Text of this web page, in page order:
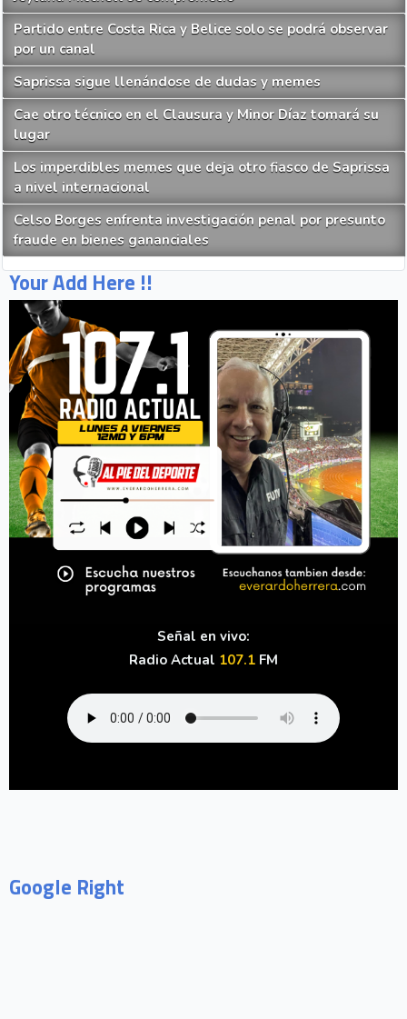
Partido entre Costa Rica y Belice solo se podrá observar
por un canal
Saprissa sigue llenándose de dudas y memes
Cae otro técnico en el Clausura y Minor Díaz tomará su
lugar
Los imperdibles memes que deja otro fiasco de Saprissa
a nivel internacional
Celso Borges enfrenta investigación penal por presunto
fraude en bienes gananciales
Your Add Here !!
Señal en vivo:
Radio Actual 107.1 FM
Google Right